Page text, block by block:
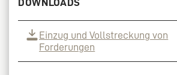
DOWNLOADS
Einzug und Vollstreckung von
Forderungen